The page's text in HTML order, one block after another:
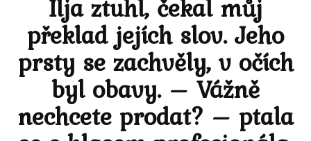
Ilja ztuhl, čekal můj
překlad jejích slov. Jeho
prsty se zachvěly, v očích
byl obavy. – Vážně
nechcete prodat? – ptala